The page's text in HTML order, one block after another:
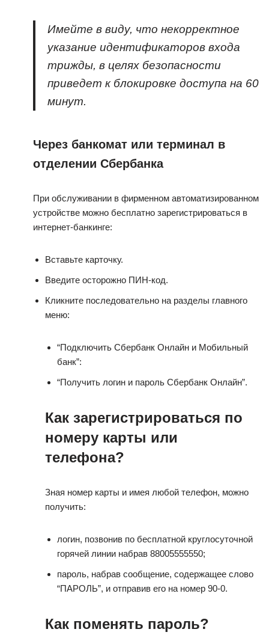
Имейте в виду, что некорректное
указание идентификаторов входа
трижды, в целях безопасности
приведет к блокировке доступа на 60
минут.
Через банкомат или терминал в
отделении Сбербанка
При обслуживании в фирменном автоматизированном
устройстве можно бесплатно зарегистрироваться в
интернет-банкинге:
Вставьте карточку.
Введите осторожно ПИН-код.
Кликните последовательно на разделы главного
меню:
“Подключить Сбербанк Онлайн и Мобильный
банк”:
“Получить логин и пароль Сбербанк Онлайн”.
Как зарегистрироваться по
номеру карты или
телефона?
Зная номер карты и имея любой телефон, можно
получить:
логин, позвонив по бесплатной круглосуточной
горячей линии набрав 88005555550;
пароль, набрав сообщение, содержащее слово
“ПАРОЛЬ”, и отправив его на номер 90-0.
Как поменять пароль?